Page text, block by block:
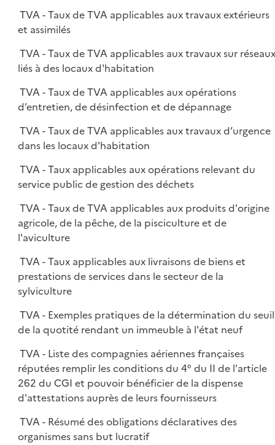
TVA - Taux de TVA applicables aux travaux extérieurs
et assimilés
TVA - Taux de TVA applicables aux travaux sur
liés à des locaux d'habitation
TVA - Taux de TVA applicables aux opérations
d’entretien, de désinfection et de dépannage
TVA - Taux de TVA applicables aux travaux d’urgence
dans les locaux d'habitation
TVA - Taux applicables aux opérations relevant du
service public de gestion des déchets
TVA - Taux de TVA applicables aux produits d'origine
agricole, de la pêche, de la pisciculture et de
l'aviculture
TVA - Taux applicables aux livraisons de biens et
prestations de services dans le secteur de la
sylviculture
TVA - Exemples pratiques de la détermination du seuil
de la quotité rendant un immeuble à l'état neuf
TVA - Liste des compagnies aériennes françaises
réputées remplir les conditions du 4° du II de l'article
262 du CGI et pouvoir bénéficier de la dispense
d'attestations auprès de leurs fournisseurs
TVA - Résumé des obligations déclaratives des
organismes sans but lucratif